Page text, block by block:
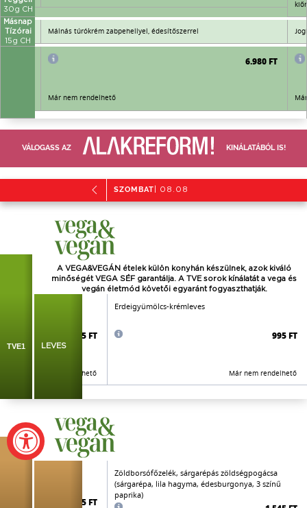
30g CH
Másnap
Tízórai
15g CH
Málnás túrókrém zabpehellyel, édesítőszerrel
6.980 FT
Már nem rendelhető
VÁLOGASS AZ KINÁLATÁBÓL IS!
SZOMBAT | 08.08
A VEGA&VEGÁN ételek külön konyhán készülnek, azok kiváló
minőségét VEGA SÉF garantálja. A TVE sorok kínálatát a vega és
vegán életmód követői egyarántfogyaszthatják.
TVE1 LEVES
695 FT
Már nem rendelhető
Erdeigyümölcs-krémleves
995 FT
Már nem rendelhető
1.595 FT
Zöldborsófőzelék, sárgarépás zöldségpogácsa
(sárgarépa, lila hagyma, édesburgonya, 3 színű
paprika)